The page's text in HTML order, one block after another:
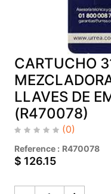
CARTUCHO
LLAVES DE
(R470078)
(0)
Reference : R470078
$ 126.15